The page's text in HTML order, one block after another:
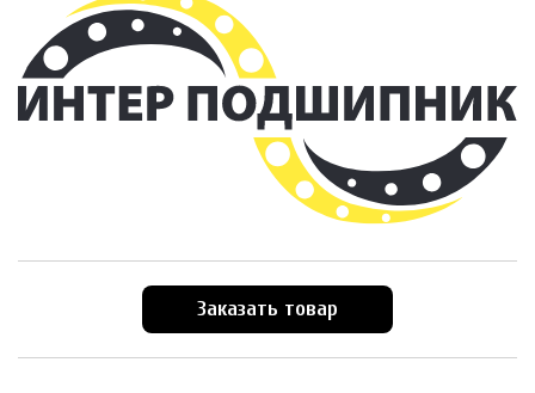
Заказать товар